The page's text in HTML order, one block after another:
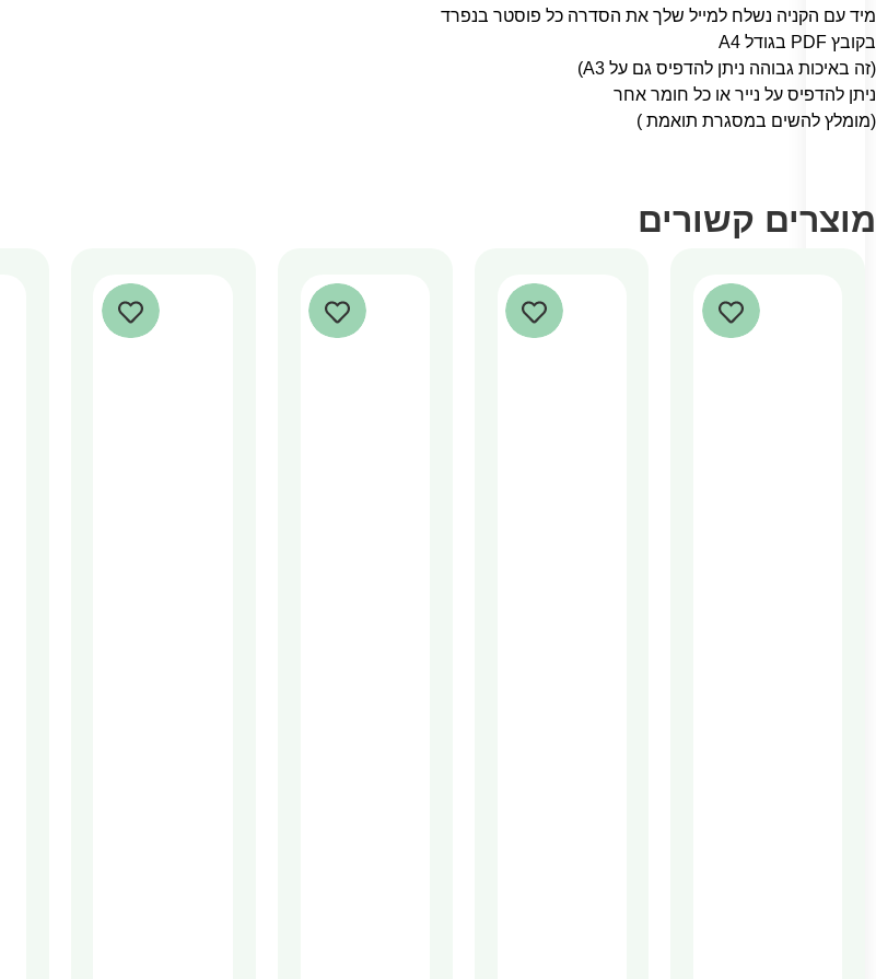
מיד עם הקניה נשלח למייל שלך את הסדרה כל פוסטר בנפרד
בקובץ PDF בגודל A4
(זה באיכות גבוהה ניתן להדפיס גם על A3)
ניתן להדפיס על נייר או כל חומר אחר
(מומלץ להשים במסגרת תואמת )
מוצרים קשורים